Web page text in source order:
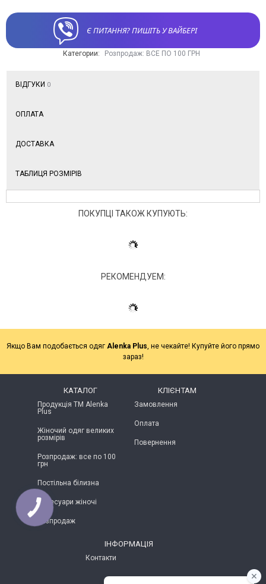
Є ПИТАННЯ? ПИШІТЬ У ВАЙБЕРІ
Категории: Розпродаж: ВСЕ ПО 100 ГРН
ВІДГУКИ 0
ОПЛАТА
ДОСТАВКА
ТАБЛИЦЯ РОЗМІРІВ
ПОКУПЦІ ТАКОЖ КУПУЮТЬ:
РЕКОМЕНДУЕМ:
Якщо Вам подобається одяг Alenka Plus , не чекайте! Купуйте його прямо
зараз!
КАТАЛОГ
Продукція ТМ Alenka
Plus
Жіночий одяг великих
розмірів
Розпродаж: все по 100
грн
Постільна білизна
Аксесуари жіночі
Розпродаж
КЛІЄНТАМ
Замовлення
Оплата
Повернення
ІНФОРМАЦІЯ
Контакти
КНОПКА
ЗВ'ЯЗКУ